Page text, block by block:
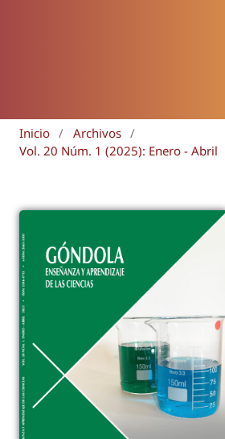
Inicio / Archivos /
Vol. 20 Núm. 1 (2025): Enero - Abril